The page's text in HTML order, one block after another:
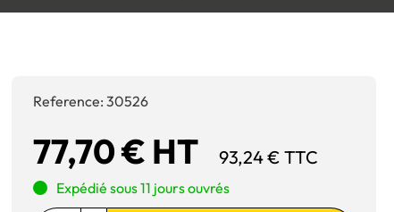
Reference: 30526
77,70 € HT 93,24 € TTC
Expédié sous 11 jours ouvrés